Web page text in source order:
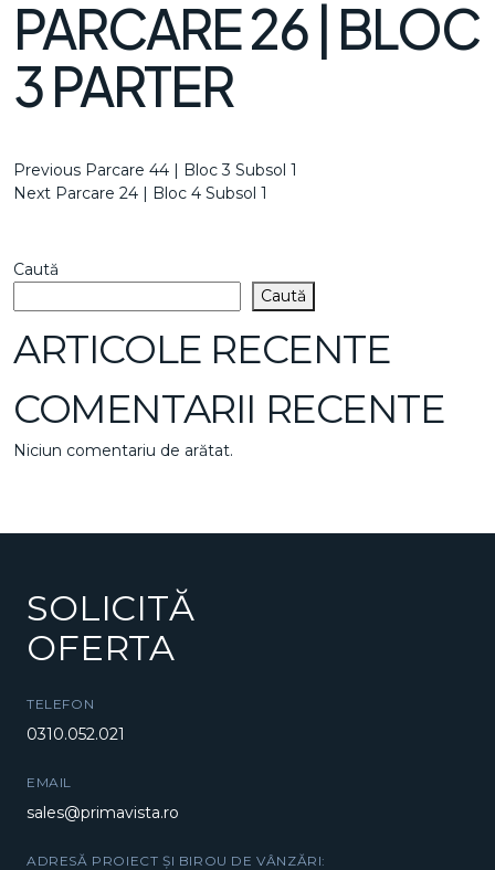
PARCARE 26 | BLOC
3 PARTER
NAVIGARE
ARTICOLE
Previous
Post
Previous Parcare 44 | Bloc 3 Subsol 1
Next
Next Parcare 24 | Bloc 4 Subsol 1
Caută
Caută
ARTICOLE RECENTE
COMENTARII RECENTE
Niciun comentariu de arătat.
SOLICITĂ
OFERTA
TELEFON
0310.052.021
EMAIL
sales@primavista.ro
ADRESĂ PROIECT ȘI BIROU DE VÂNZĂRI: